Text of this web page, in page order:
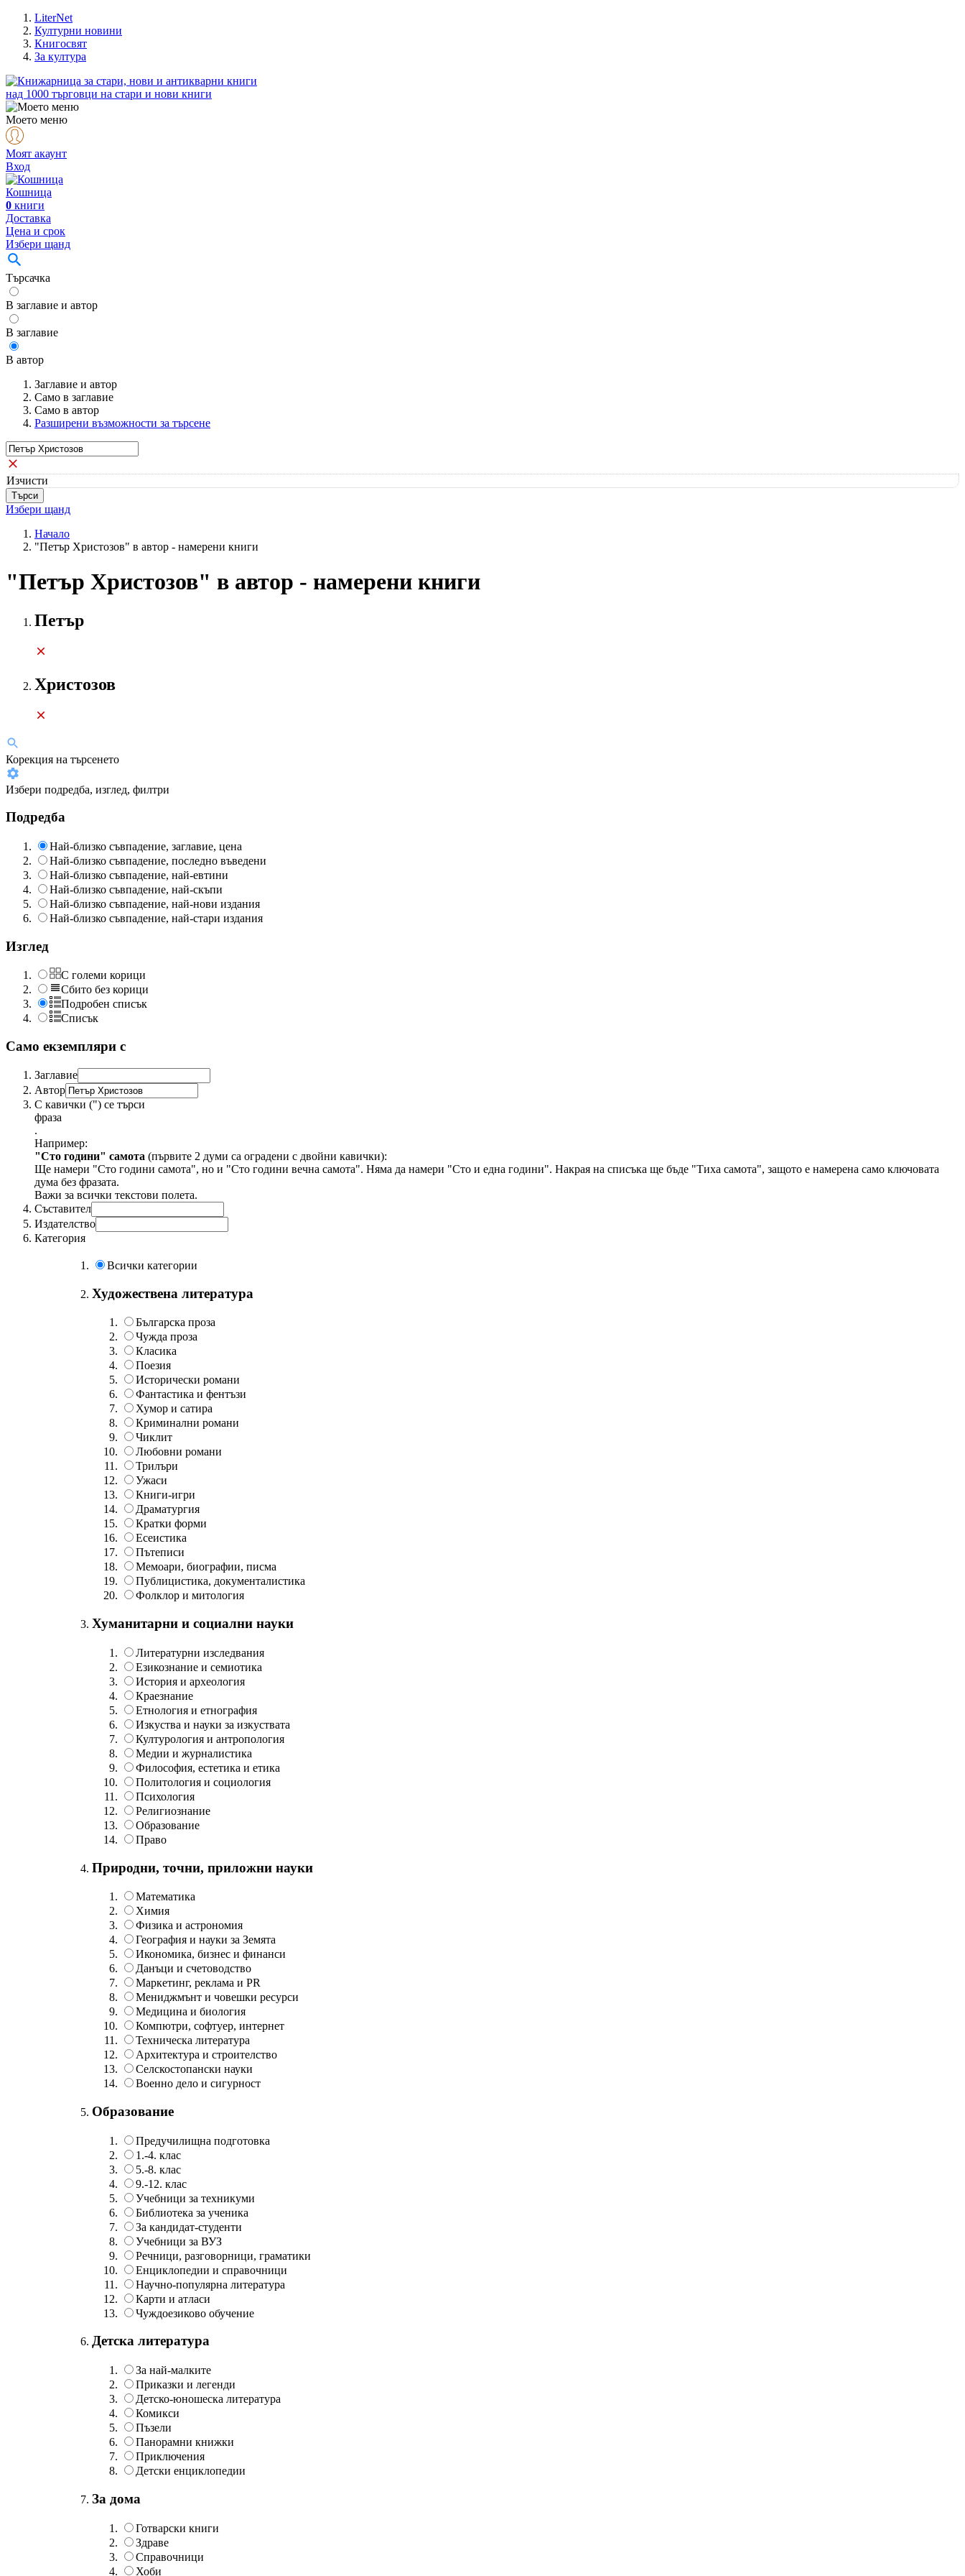
LiterNet
Културни новини
Книгосвят
За култура
над 1000 търговци на стари и нови книги
Моето меню
Моят акаунт
Вход
Кошница
0 книги
Доставка
Цена и срок
Избери щанд
Търсачка
В заглавие и автор
В заглавие
В автор
Заглавие и автор
Само в заглавие
Само в автор
Разширени възможности за търсене
Изчисти
Избери щанд
Начало
"Петър Христозов" в автор - намерени книги
"Петър Христозов" в автор - намерени книги
Петър
Христозов
Корекция на търсенето
Избери подредба, изглед, филтри
Подредба
Най-близко съвпадение, заглавие, цена
Най-близко съвпадение, последно въведени
Най-близко съвпадение, най-евтини
Най-близко съвпадение, най-скъпи
Най-близко съвпадение, най-нови издания
Най-близко съвпадение, най-стари издания
Изглед
С големи корици
Сбито без корици
Подробен списък
Списък
Само екземпляри с
Заглавие
Автор
С кавички (") се търси
фраза
.
Например:
"Сто години" самота (първите 2 думи са оградени с двойни кавички):
Ще намери "Сто години самота", но и "Сто години вечна самота". Няма да намери "Сто и една години". Накрая на списъка ще бъде "Тиха самота", защото е намерена само ключовата
дума без фразата.
Важи за всички текстови полета.
Съставител
Издателство
Категория
Всички категории
Художествена литература
Българска проза
Чужда проза
Класика
Поезия
Исторически романи
Фантастика и фентъзи
Хумор и сатира
Криминални романи
Чиклит
Любовни романи
Трилъри
Ужаси
Книги-игри
Драматургия
Кратки форми
Есеистика
Пътеписи
Мемоари, биографии, писма
Публицистика, документалистика
Фолклор и митология
Хуманитарни и социални науки
Литературни изследвания
Езикознание и семиотика
История и археология
Краезнание
Етнология и етнография
Изкуства и науки за изкуствата
Културология и антропология
Медии и журналистика
Философия, естетика и етика
Политология и социология
Психология
Религиознание
Образование
Право
Природни, точни, приложни науки
Математика
Химия
Физика и астрономия
География и науки за Земята
Икономика, бизнес и финанси
Данъци и счетоводство
Маркетинг, реклама и PR
Мениджмънт и човешки ресурси
Медицина и биология
Компютри, софтуер, интернет
Техническа литература
Архитектура и строителство
Селскостопански науки
Военно дело и сигурност
Образование
Предучилищна подготовка
1.-4. клас
5.-8. клас
9.-12. клас
Учебници за техникуми
Библиотека за ученика
За кандидат-студенти
Учебници за ВУЗ
Речници, разговорници, граматики
Енциклопедии и справочници
Научно-популярна литература
Карти и атласи
Чуждоезиково обучение
Детска литература
За най-малките
Приказки и легенди
Детско-юношеска литература
Комикси
Пъзели
Панорамни книжки
Приключения
Детски енциклопедии
За дома
Готварски книги
Здраве
Справочници
Хоби